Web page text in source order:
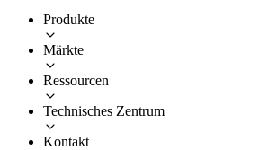
Produkte
Märkte
Ressourcen
Technisches Zentrum
Kontakt